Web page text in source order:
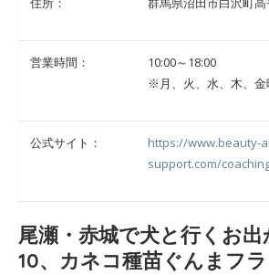
営業時間：
10:00～18:00
※月、火、水、木、金
公式サイト：
https://www.beauty-
support.com/
尾瀬・赤城で犬と行くお
10、カネコ種苗ぐんまフ